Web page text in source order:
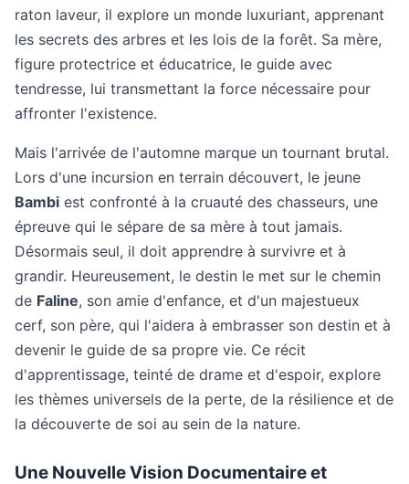
raton laveur, il explore un monde luxuriant, apprenant
les secrets des arbres et les lois de la forêt. Sa mère,
figure protectrice et éducatrice, le guide avec
tendresse, lui transmettant la force nécessaire pour
affronter l'existence.
Mais l'arrivée de l'automne marque un tournant brutal.
Lors d'une incursion en terrain découvert, le jeune
Bambi est confronté à la cruauté des chasseurs, une
épreuve qui le sépare de sa mère à tout jamais.
Désormais seul, il doit apprendre à survivre et à
grandir. Heureusement, le destin le met sur le chemin
de Faline, son amie d'enfance, et d'un majestueux
cerf, son père, qui l'aidera à embrasser son destin et à
devenir le guide de sa propre vie. Ce récit
d'apprentissage, teinté de drame et d'espoir, explore
les thèmes universels de la perte, de la résilience et de
la découverte de soi au sein de la nature.
Une Nouvelle Vision Documentaire et